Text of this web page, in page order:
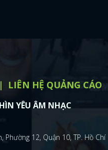
LIÊN HỆ QUẢNG CÁO
YÊU ÂM NHẠC
Phường 12, Quận 10, TP. Hồ Chí